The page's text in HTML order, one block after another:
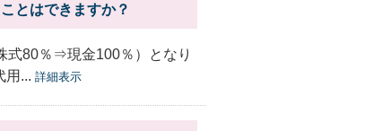
とはできますか？
式80％⇒現金100％）となり
用... 詳細表示